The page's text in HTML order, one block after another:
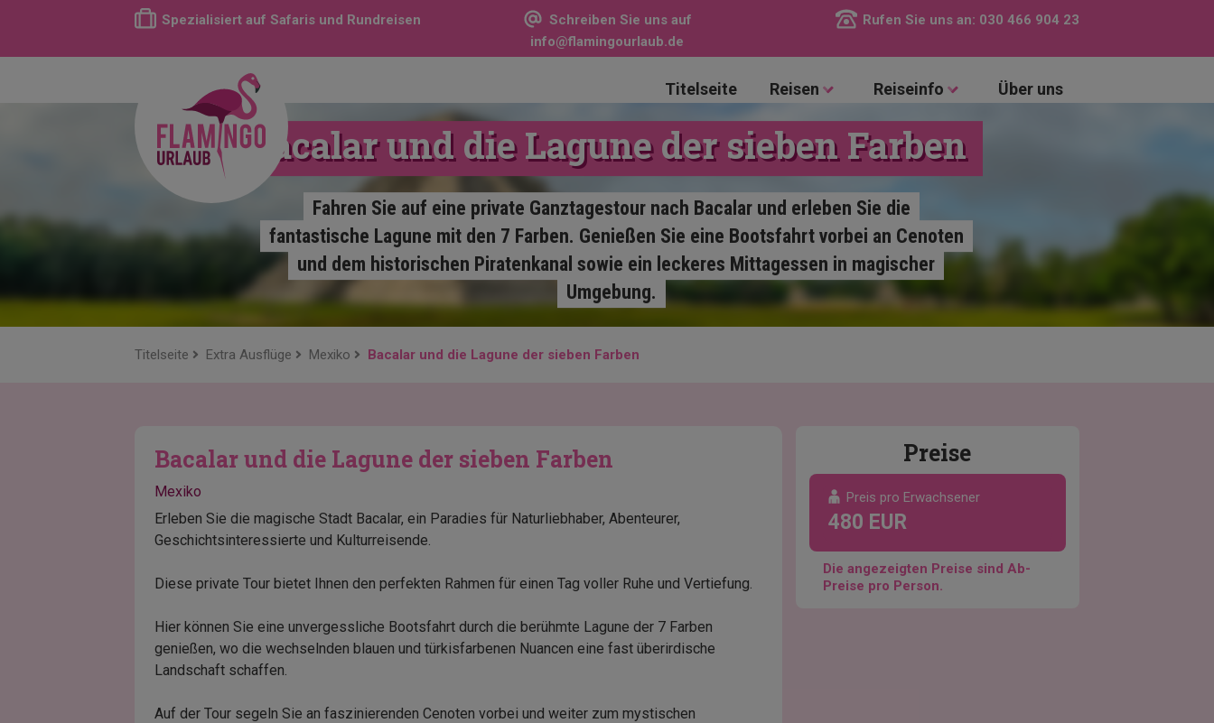
Spezialisiert auf Safaris und Rundreisen
Schreiben Sie uns auf
info@flamingourlaub.de
Rufen Sie uns an: 030 466 904 23
Titelseite Reisen Reiseinfo Über uns
Bacalar und die Lagune der sieben Farben
Fahren Sie auf eine private Ganztagestour nach Bacalar und erleben Sie die
fantastische Lagune mit den 7 Farben. Genießen Sie eine Bootsfahrt vorbei an Cenoten
und dem historischen Piratenkanal sowie ein leckeres Mittagessen in magischer
Umgebung.
Titelseite Extra Ausflüge Mexiko Bacalar und die Lagune der sieben Farben
Bacalar und die Lagune der sieben Farben
Mexiko
Erleben Sie die magische Stadt Bacalar, ein Paradies für Naturliebhaber, Abenteurer,
Geschichtsinteressierte und Kulturreisende.
Diese private Tour bietet Ihnen den perfekten Rahmen für einen Tag voller Ruhe und Vertiefung.
Hier können Sie eine unvergessliche Bootsfahrt durch die berühmte Lagune der 7 Farben
genießen, wo die wechselnden blauen und türkisfarbenen Nuancen eine fast überirdische
Landschaft schaffen.
Auf der Tour segeln Sie an faszinierenden Cenoten vorbei und weiter zum mystischen
Preise
Preis pro Erwachsener
480 EUR
Die angezeigten Preise sind Ab-
Preise pro Person.